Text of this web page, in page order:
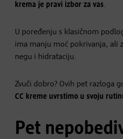
krema je pravi izbor za vas.
U poređenju s klasičnom
ima manju moć pokrivanja, ali
negu i hidrataciju.
Zvuči dobro? Ovih pet razloga
CC kreme uvrstimo u svoju
Pet